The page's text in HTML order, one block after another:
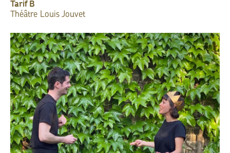
TarifB
Théâtre Louis Jouvet